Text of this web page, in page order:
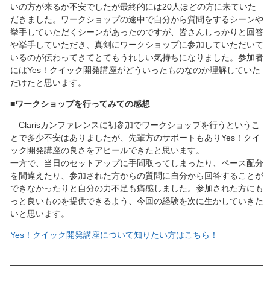
いの方が来るか不安でしたが最終的には20人ほどの方に来ていた
だきました。ワークショップの途中で自分から質問をするシーンや
挙手していただくシーンがあったのですが、皆さんしっかりと回答
や挙手していただき、真剣にワークショップに参加していただいて
いるのが伝わってきてとてもうれしい気持ちになりました。参加者
にはYes！クイック開発講座がどういったものなのか理解していた
だけたと思います。
■ワークショップを行ってみての感想
Clarisカンファレンスに初参加でワークショップを行うというこ
とで多少不安はありましたが、先輩方のサポートもありYes！クイ
ック開発講座の良さをアピールできたと思います。
一方で、当日のセットアップに手間取ってしまったり、ペース配分
を間違えたり、参加された方からの質問に自分から回答することが
できなかったりと自分の力不足も痛感しました。参加された方にも
っと良いものを提供できるよう、今回の経験を次に生かしていきた
いと思います。
Yes！クイック開発講座について知りたい方はこちら！
――――――――――――――――――――――――――――――
―――――――――――――――